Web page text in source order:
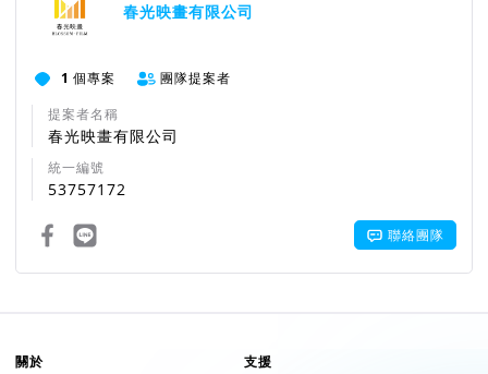
春光映畫有限公司
1 個專案
團隊提案者
提案者名稱
春光映畫有限公司
統一編號
53757172
聯絡團隊
關於 支援